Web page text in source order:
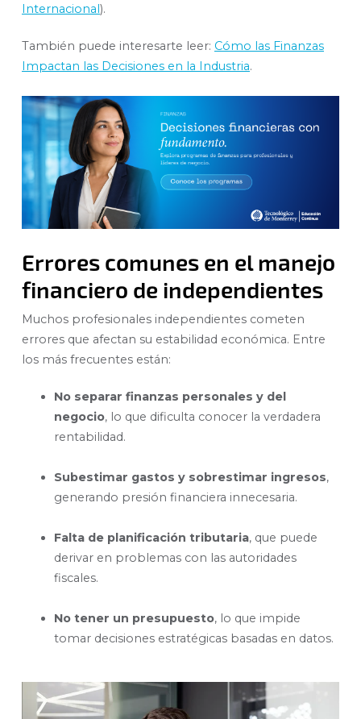
Internacional).
También puede interesarte leer: Cómo las Finanzas
Impactan las Decisiones en la Industria.
Errores comunes en el manejo
financiero de independientes
Muchos profesionales independientes cometen
errores que afectan su estabilidad económica. Entre
los más frecuentes están:
No separar finanzas personales y del
negocio, lo que dificulta conocer la verdadera
rentabilidad.
Subestimar gastos y sobrestimar ingresos,
generando presión financiera innecesaria.
Falta de planificación tributaria, que puede
derivar en problemas con las autoridades
fiscales.
No tener un presupuesto, lo que impide
tomar decisiones estratégicas basadas en datos.